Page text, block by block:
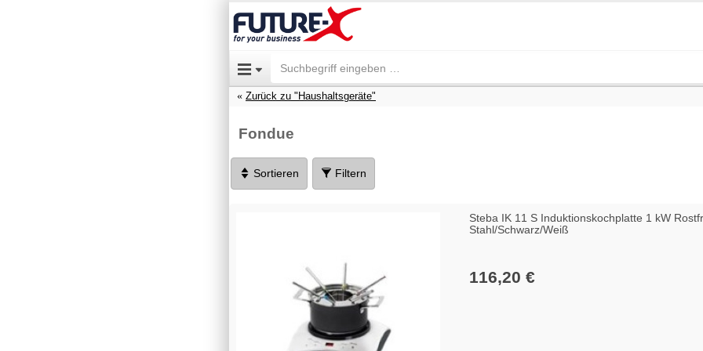
Zurück zu "Haushaltsgeräte"
Fondue
Sortieren Filtern
Steba IK 11 S Induktionskochplatte 1 kW
Stahl/Schwarz/Weiß
116,20 €